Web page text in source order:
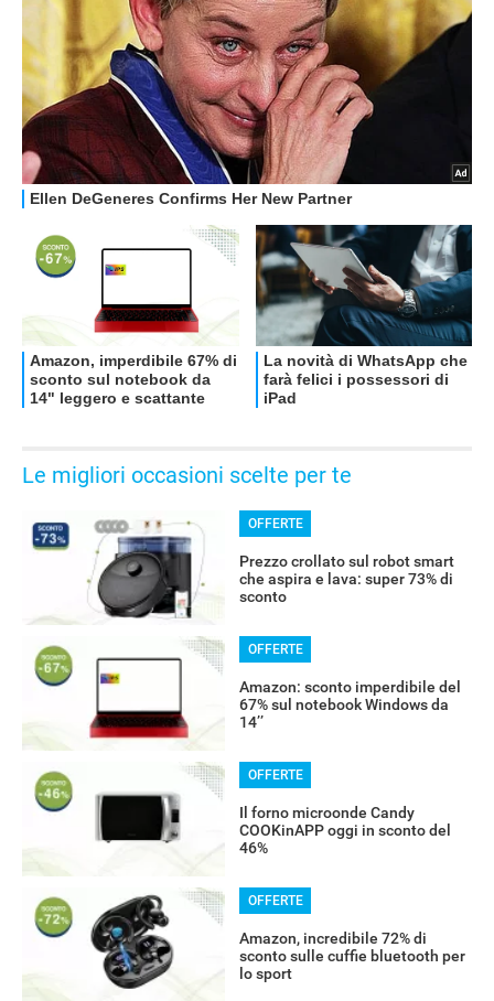
Le migliori occasioni scelte per te
OFFERTE
Prezzo crollato sul robot smart
che aspira e lava: super 73% di
sconto
OFFERTE
Amazon: sconto imperdibile del
67% sul notebook Windows da
14’’
OFFERTE
Il forno microonde Candy
COOKinAPP oggi in sconto del
46%
OFFERTE
Amazon, incredibile 72% di
sconto sulle cuffie bluetooth per
lo sport